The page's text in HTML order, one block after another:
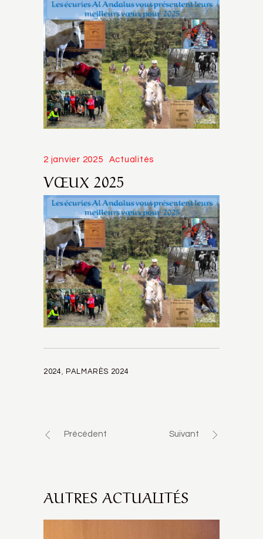
2 janvier 2025 Actualités
VŒUX 2025
2024, PALMARÈS 2024
Précédent Suivant
AUTRES ACTUALITÉS